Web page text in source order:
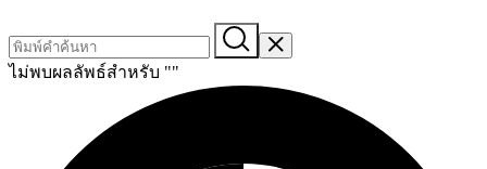
ไม่พบผลลัพธ์สำหรับ ""